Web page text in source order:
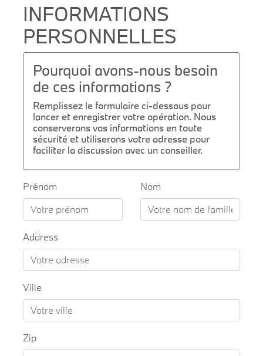
INFORMATIONS
PERSONNELLES
Pourquoi avons-nous besoin
de ces informations ?
Remplissez le formulaire ci-dessous pour
lancer et enregistrer votre opération. Nous
conserverons vos informations en toute
sécurité et utiliserons votre adresse pour
faciliter la discussion avec un conseiller.
Prénom Nom
Address
Ville
Zip